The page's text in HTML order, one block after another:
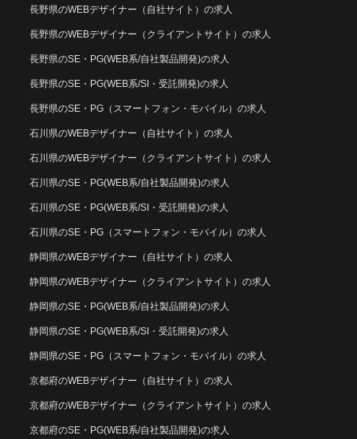
長野県のWEBデザイナー（自社サイト）の求人
長野県のWEBデザイナー（クライアントサイト）の求人
長野県のSE・PG(WEB系/自社製品開発)の求人
長野県のSE・PG(WEB系/SI・受託開発)の求人
長野県のSE・PG（スマートフォン・モバイル）の求人
石川県のWEBデザイナー（自社サイト）の求人
石川県のWEBデザイナー（クライアントサイト）の求人
石川県のSE・PG(WEB系/自社製品開発)の求人
石川県のSE・PG(WEB系/SI・受託開発)の求人
石川県のSE・PG（スマートフォン・モバイル）の求人
静岡県のWEBデザイナー（自社サイト）の求人
静岡県のWEBデザイナー（クライアントサイト）の求人
静岡県のSE・PG(WEB系/自社製品開発)の求人
静岡県のSE・PG(WEB系/SI・受託開発)の求人
静岡県のSE・PG（スマートフォン・モバイル）の求人
京都府のWEBデザイナー（自社サイト）の求人
京都府のWEBデザイナー（クライアントサイト）の求人
京都府のSE・PG(WEB系/自社製品開発)の求人